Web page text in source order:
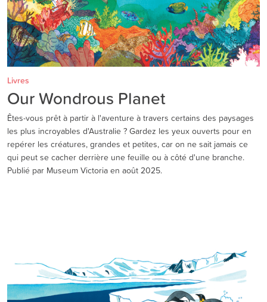
Livres
Our Wondrous Planet
Êtes-vous prêt à partir à l'aventure à travers certains des paysages
les plus incroyables d'Australie ? Gardez les yeux ouverts pour en
repérer les créatures, grandes et petites, car on ne sait jamais ce
qui peut se cacher derrière une feuille ou à côté d'une branche.
Publié par Museum Victoria en août 2025.